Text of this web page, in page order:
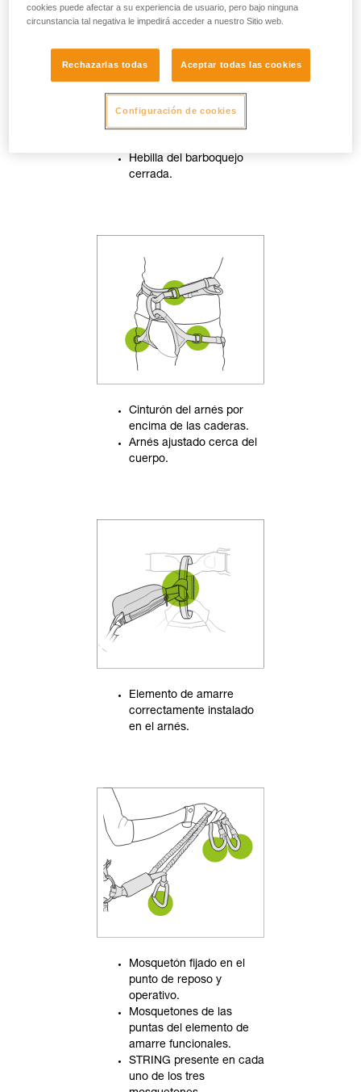
Casco correctamente
Hebilla del barboquejo
cerrada.
Cinturón del arnés por
encima de las caderas.
Arnés ajustado cerca del
cuerpo.
Elemento de amarre
correctamente instalado
en el arnés.
Mosquetón fijado en el
punto de reposo y
operativo.
Mosquetones de las
puntas del elemento de
amarre funcionales.
STRING presente en cada
uno de los tres
cookies puede afectar a su experiencia de usuario, pero bajo ninguna
circunstancia tal negativa le impedirá acceder a nuestro Sitio web.
Rechazarlas todas Aceptar todas las cookies
Configuración de cookies